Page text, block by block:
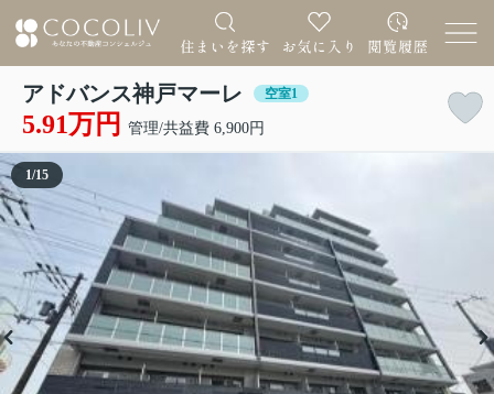
アドバンス神戸マーレ 空室1
5.91万円 管理/共益費 6,900円
1/15